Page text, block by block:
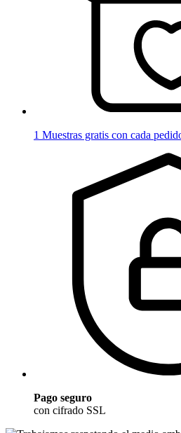
1 Muestras gratis con cada
Pago seguro
con cifrado SSL